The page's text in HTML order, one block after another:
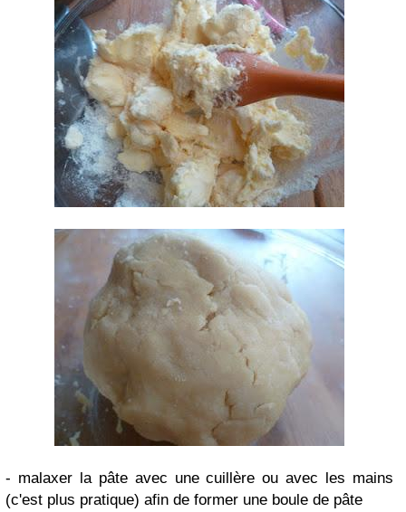
- malaxer la pâte avec une cuillère ou avec les mains
(c'est plus pratique) afin de former une boule de pâte